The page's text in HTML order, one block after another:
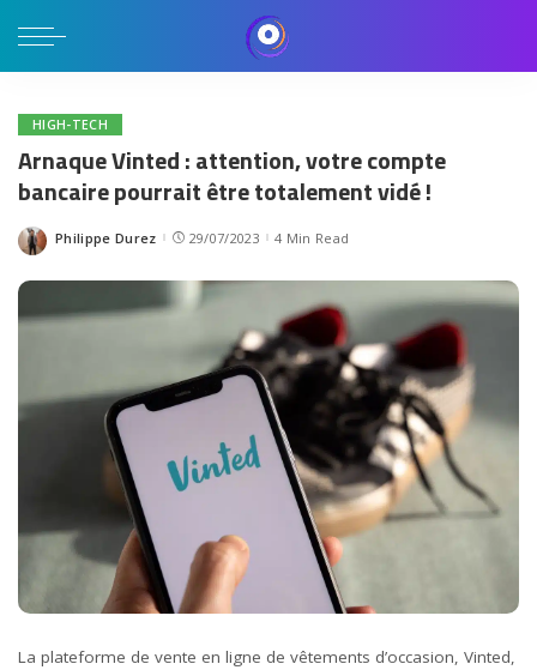
HIGH-TECH
Arnaque Vinted : attention, votre compte
bancaire pourrait être totalement vidé !
Posted
Philippe Durez 29/07/2023 4 Min Read
La plateforme de vente en ligne de vêtements d’occasion, Vinted,